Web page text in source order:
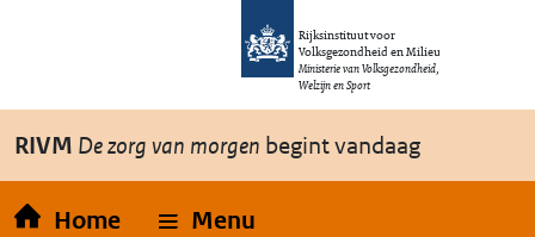
Overslaan en naar de inhoud gaan
Rijksinstituut voor
Volksgezondheid en Milieu
Ministerie van Volksgezondheid,
Welzijn en Sport
RIVM De zorg van morgen begint vandaag
Home Menu